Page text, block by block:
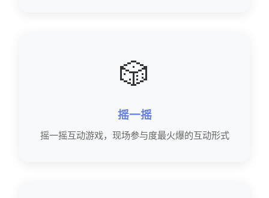
🎲
摇一摇
摇一摇互动游戏，现场参与度最火爆的互动形式